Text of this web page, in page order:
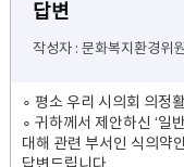
답변
작성자 : 문화복지환경위
∘ 평소 우리 시의회 의정
∘ 귀하께서 제안하신 ‘일
대해 관련 부서인 식의약